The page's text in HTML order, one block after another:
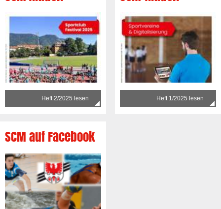
Heft 2/2025 lesen Heft 1/2025 lesen
SCM auf Facebook